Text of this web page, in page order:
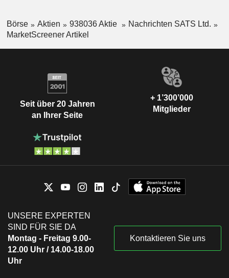
Börse Aktien 938036 Aktie
Nachrichten SATS Ltd.
MarketScreener Artikel
Seit über 20 Jahren
an Ihrer Seite
+ 1’300’000
Mitglieder
UNSERE EXPERTEN
SIND FÜR SIE DA
Montag - Freitag 9.00-
12.00 Uhr / 14.00-18.00
Uhr
Kontaktieren Sie uns